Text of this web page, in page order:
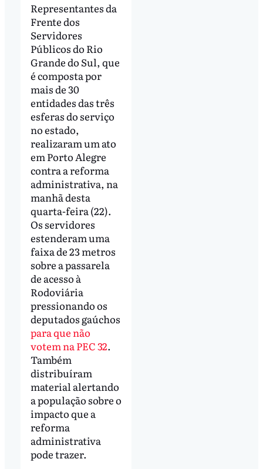
Representantes da
Frente dos
Servidores
Públicos do Rio
Grande do Sul, que
é composta por
mais de 30
entidades das três
esferas do serviço
no estado,
realizaram um ato
em Porto Alegre
contra a reforma
administrativa, na
manhã desta
quarta-feira (22).
Os servidores
estenderam uma
faixa de 23 metros
sobre a passarela
de acesso à
Rodoviária
pressionando os
deputados gaúchos
para que não
votem na PEC 32.
Também
distribuíram
material alertando
a população sobre o
impacto que a
reforma
administrativa
pode trazer.